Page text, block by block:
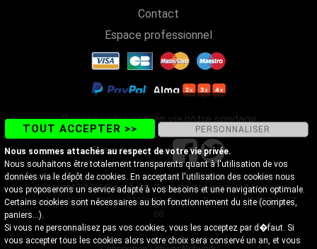
Contact
Espace professionnel
Donnez votre opinion via notre sondage
Suivez-nous sur
Copyright@2018 Discobole - Tous droits réservés - Magasin
Discobole 18 Rue Vallon, 74200 Thonon-les-Bains - Tel. 04 50 26 57
88
TOUT ACCEPTER >> PERSONNALISER
Nous sommes attachés au respect de votre vie privée.
Nous souhaitons être totalement transparents quant à l'utilisation de vos
données via le dépôt de cookies. En acceptant l'utilisation des cookies nous
vous proposerons un service adapté à vos besoins et une navigation optimale.
Certains cookies sont nécessaires au bon fonctionnement du site (comptes,
paniers...).
Si vous ne personnalisez pas vos cookies, vous les acceptez par d�faut. Si
vous accepter tous les cookies alors votre choix sera conservé un an, et vous